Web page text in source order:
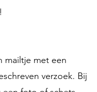
mailtje met een
verzoek. Bij